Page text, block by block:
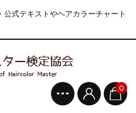
式テキストやヘアカラーチャート
0